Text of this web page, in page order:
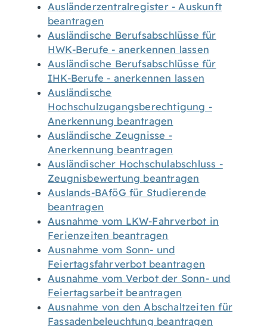
Ausländerzentralregister - Auskunft
beantragen
Ausländische Berufsabschlüsse für
HWK-Berufe - anerkennen lassen
Ausländische Berufsabschlüsse für
IHK-Berufe - anerkennen lassen
Ausländische
Hochschulzugangsberechtigung -
Anerkennung beantragen
Ausländische Zeugnisse -
Anerkennung beantragen
Ausländischer Hochschulabschluss -
Zeugnisbewertung beantragen
Auslands-BAföG für Studierende
beantragen
Ausnahme vom LKW-Fahrverbot in
Ferienzeiten beantragen
Ausnahme vom Sonn- und
Feiertagsfahrverbot beantragen
Ausnahme vom Verbot der Sonn- und
Feiertagsarbeit beantragen
Ausnahme von den Abschaltzeiten für
Fassadenbeleuchtung beantragen